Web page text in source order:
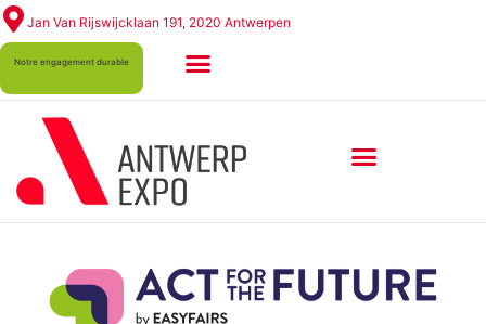
Jan Van Rijswijcklaan 191, 2020 Antwerpen
Notre engagement durable